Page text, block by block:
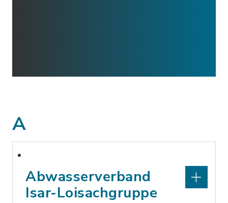
A
Abwasserverband
Isar-Loisachgruppe